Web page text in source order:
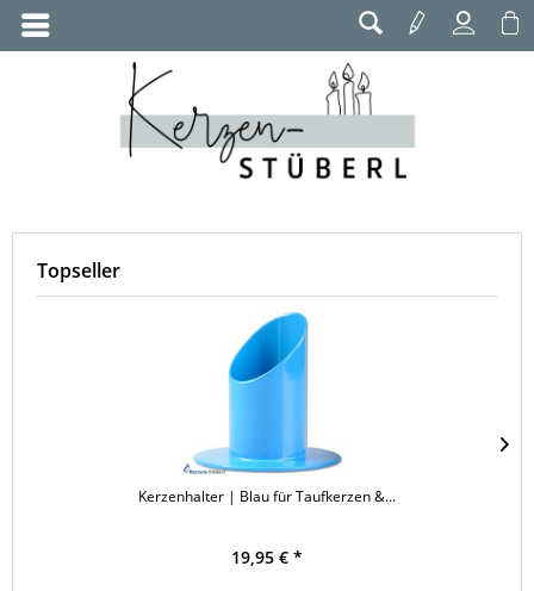
Topseller
Kerzenhalter | Blau für Taufkerzen &...
19,95 € *